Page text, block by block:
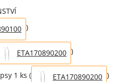
)
ETA170890200 )
1 ks ( ETA170890200 )